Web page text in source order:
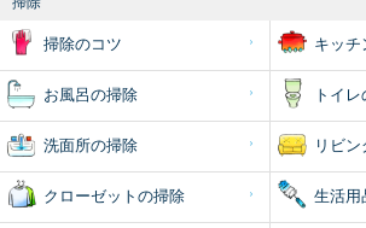
掃除のコツ キッチ
お風呂の掃除 トイ
洗面所の掃除 リビ
クローゼットの掃除 生活用